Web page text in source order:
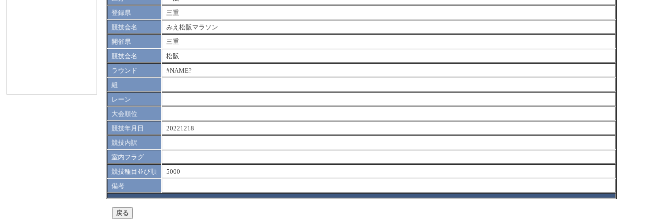
登録県
三重
競技会名
みえ松阪マラソン
開催県
三重
競技会名
松阪
ラウンド
#NAME?
組
レーン
大会順位
競技年月日
20221218
競技内訳
室内フラグ
競技種目並び順
5000
備考